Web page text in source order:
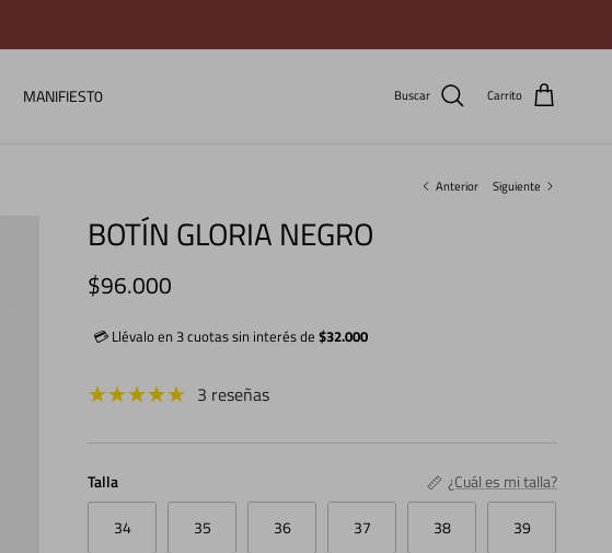
MANIFIEST0 Buscar Carrito
Anterior Siguiente
BOTÍN GLORIA NEGRO
Precio normal
$96.000
💳 Llévalo en 3 cuotas sin interés de$32.000
3 reseñas
Talla
¿Cuál es mi talla?
34
35 36 37 38 39